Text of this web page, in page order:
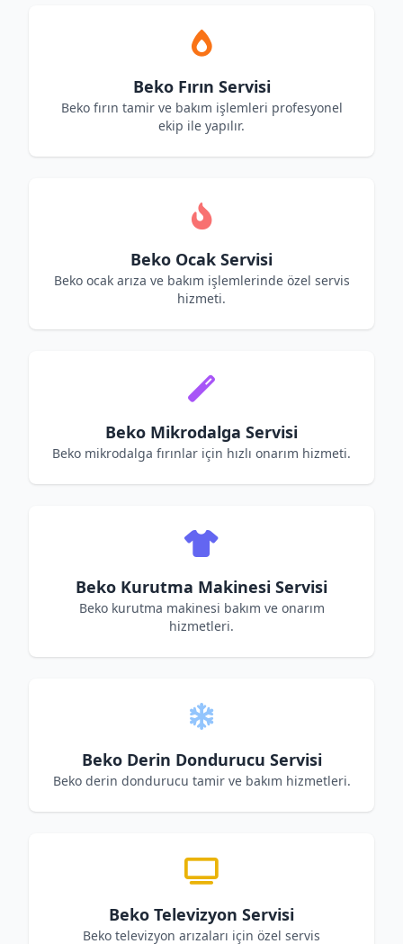
Beko Fırın Servisi
Beko fırın tamir ve bakım işlemleri profesyonel
ekip ile yapılır.
Beko Ocak Servisi
Beko ocak arıza ve bakım işlemlerinde özel servis
hizmeti.
Beko Mikrodalga Servisi
Beko mikrodalga fırınlar için hızlı onarım hizmeti.
Beko Kurutma Makinesi Servisi
Beko kurutma makinesi bakım ve onarım
hizmetleri.
Beko Derin Dondurucu Servisi
Beko derin dondurucu tamir ve bakım hizmetleri.
Beko Televizyon Servisi
Beko televizyon arızaları için özel servis